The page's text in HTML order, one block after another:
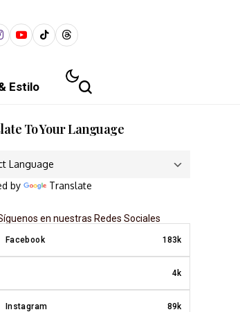
Estilo
To Your Language
by Translate
en nuestras Redes Sociales
Facebook 183k
4k
Instagram 89k